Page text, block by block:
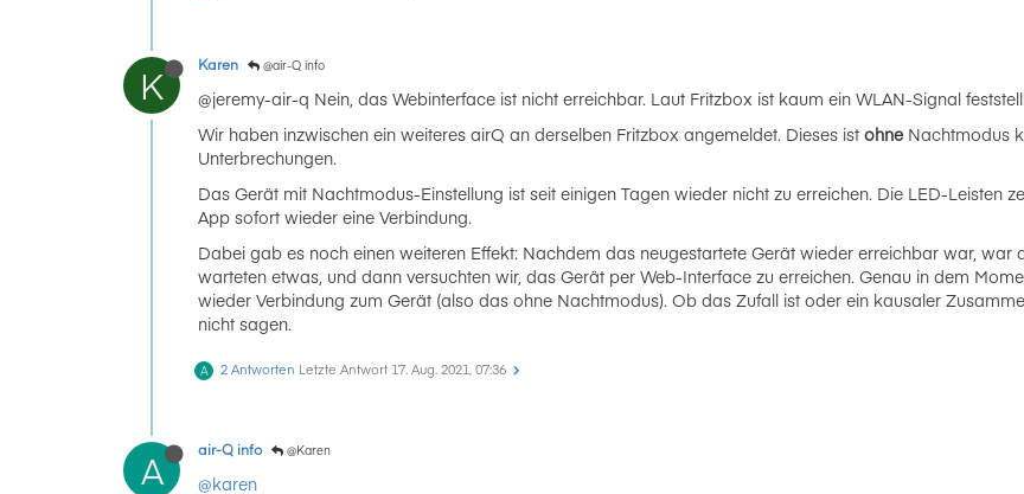
K Karen @air-Q info
@jeremy-air-q Nein, das Webinterface ist nicht erreichbar. Laut Fritzbox ist kaum ein WLAN-Signal
Wir haben inzwischen ein weiteres airQ an derselben Fritzbox angemeldet. Dieses ist ohneNachtmodus
Unterbrechungen.
Das Gerät mit Nachtmodus-Einstellung ist seit einigen Tagen wieder nicht zu erreichen. Die LED-Leisten
App sofort wieder eine Verbindung.
Dabei gab es noch einen weiteren Effekt: Nachdem das neugestartete Gerät wieder erreichbar war,
warteten etwas, und dann versuchten wir, das Gerät per Web-Interface zu erreichen. Genau in dem
wieder Verbindung zum Gerät (also das ohne Nachtmodus). Ob das Zufall ist oder ein kausaler
nicht sagen.
A 2 Antworten Letzte Antwort 17. Aug. 2021, 07:36
A air-Q info @Karen
@karen